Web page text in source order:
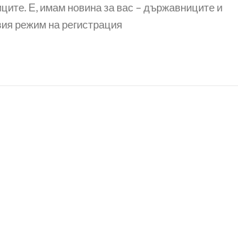
Е, имам новина за вас – държавниците и
режим на регистрация